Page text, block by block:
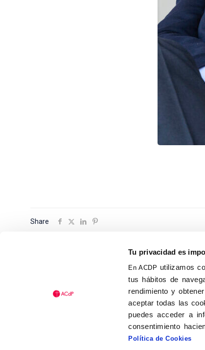
Tu privacidad es
En ACDP utilizamos
tus hábitos de
rendimiento y
aceptar todas las
puedes acceder a
consentimiento
Política de Cookies
Share
Calle Isaac Peral, 58
Tel (+34) 91 456 63 27
Fax: (+34) 91 535 19 98
acdp@acdp.es